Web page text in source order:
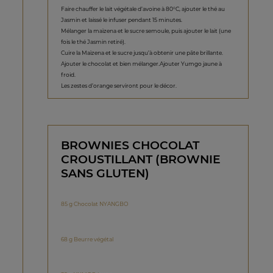
Faire chauffer le lait végétale d’avoine à 80°C, ajouter le thé au
Jasmin et laissé le infuser pendant 15 minutes.
Mélanger la maïzena et le sucre semoule, puis ajouter le lait (une
fois le thé Jasmin retiré).
Cuire la Maïzena et le sucre jusqu’à obtenir une pâte brillante.
Ajouter le chocolat et bien mélanger.Ajouter Yumgo jaune à
froid.
Les zestes d’orange serviront pour le décor.
BROWNIES CHOCOLAT
CROUSTILLANT (BROWNIE
SANS GLUTEN)
85 g Chocolat NYANGBO
68 g Beurre végétal